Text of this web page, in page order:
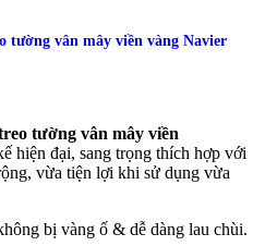
tường vân mây viền vàng Navier
tường vân mây viền
hiện đại, sang trọng thích hợp với
vừa tiện lợi khi sử dụng vừa
bị vàng ố & dễ dàng lau chùi.